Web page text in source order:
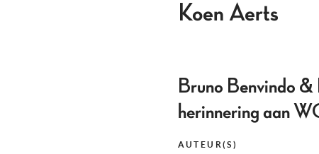
Koen Aerts
Bruno Benvindo &
herinnering aan
AUTEUR(S)